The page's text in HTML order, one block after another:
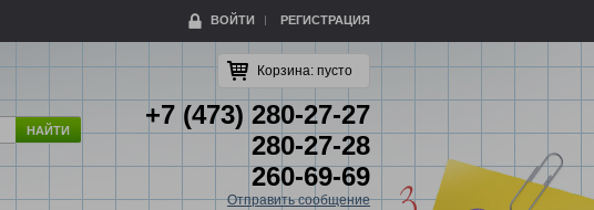
ВОЙТИ РЕГИСТРАЦИЯ
НАЙТИ
Корзина: пусто
+7 (473) 280-27-27
280-27-28
260-69-69
Отправить сообщение